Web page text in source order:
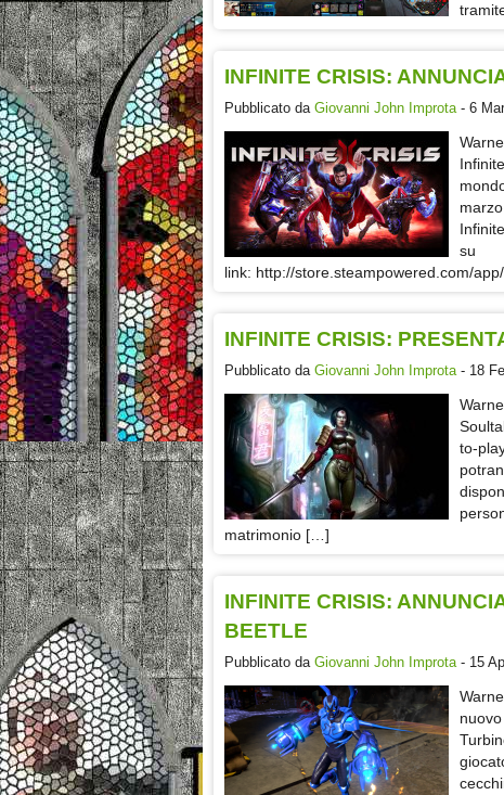
INFINITE CRISIS:
Pubblicato da Giovanni John Improta- 6
link: http://store.steampowered.com/
INFINITE CRISIS:
Pubblicato da Giovanni John Improta- 18
to-
matrimonio […]
INFINITE CRISIS:
BEETLE
Pubblicato da Giovanni John Improta- 15